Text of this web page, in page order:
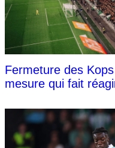
Fermeture des
mesure qui fait